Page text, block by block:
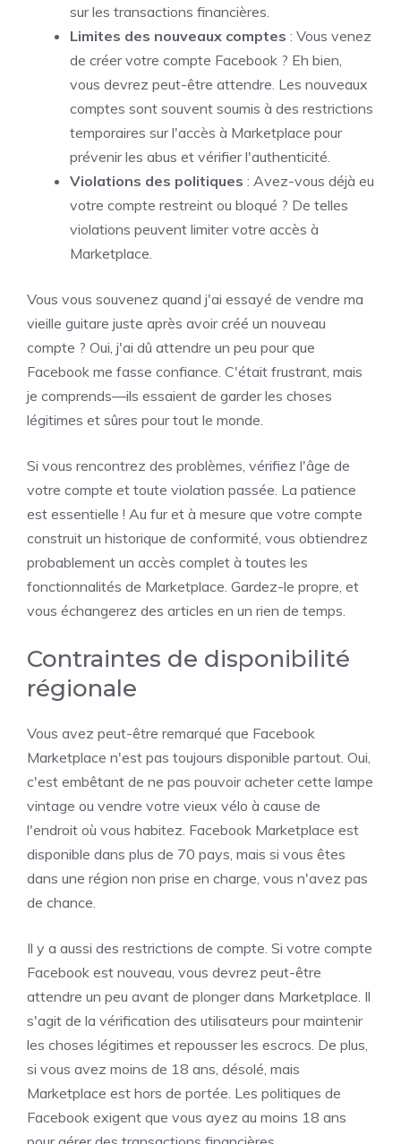
sur les transactions financières.
Limites des nouveaux comptes : Vous venez
de créer votre compte Facebook ? Eh bien,
vous devrez peut-être attendre. Les nouveaux
comptes sont souvent soumis à des restrictions
temporaires sur l'accès à Marketplace pour
prévenir les abus et vérifier l'authenticité.
Violations des politiques : Avez-vous déjà eu
votre compte restreint ou bloqué ? De telles
violations peuvent limiter votre accès à
Marketplace.
Vous vous souvenez quand j'ai essayé de vendre ma
vieille guitare juste après avoir créé un nouveau
compte ? Oui, j'ai dû attendre un peu pour que
Facebook me fasse confiance. C'était frustrant, mais
je comprends—ils essaient de garder les choses
légitimes et sûres pour tout le monde.
Si vous rencontrez des problèmes, vérifiez l'âge de
votre compte et toute violation passée. La patience
est essentielle ! Au fur et à mesure que votre compte
construit un historique de conformité, vous obtiendrez
probablement un accès complet à toutes les
fonctionnalités de Marketplace. Gardez-le propre, et
vous échangerez des articles en un rien de temps.
Contraintes de disponibilité
régionale
Vous avez peut-être remarqué que Facebook
Marketplace n'est pas toujours disponible partout. Oui,
c'est embêtant de ne pas pouvoir acheter cette lampe
vintage ou vendre votre vieux vélo à cause de
l'endroit où vous habitez. Facebook Marketplace est
disponible dans plus de 70 pays, mais si vous êtes
dans une région non prise en charge, vous n'avez pas
de chance.
Il y a aussi des restrictions de compte. Si votre compte
Facebook est nouveau, vous devrez peut-être
attendre un peu avant de plonger dans Marketplace. Il
s'agit de la vérification des utilisateurs pour maintenir
les choses légitimes et repousser les escrocs. De plus,
si vous avez moins de 18 ans, désolé, mais
Marketplace est hors de portée. Les politiques de
Facebook exigent que vous ayez au moins 18 ans